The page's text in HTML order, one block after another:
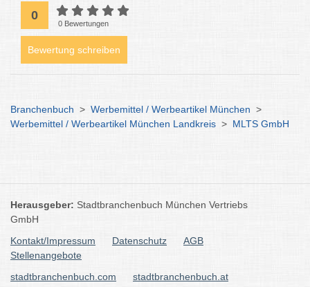
0
0 Bewertungen
Bewertung schreiben
Branchenbuch > Werbemittel / Werbeartikel München >
Werbemittel / Werbeartikel München Landkreis > MLTS GmbH
Herausgeber: Stadtbranchenbuch München Vertriebs
GmbH
Kontakt/Impressum
Datenschutz
AGB
Stellenangebote
stadtbranchenbuch.com
stadtbranchenbuch.at